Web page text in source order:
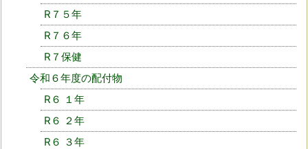
R７５年
R７６年
R７保健
令和６年度の配付物
R６ １年
R６ ２年
R６ ３年